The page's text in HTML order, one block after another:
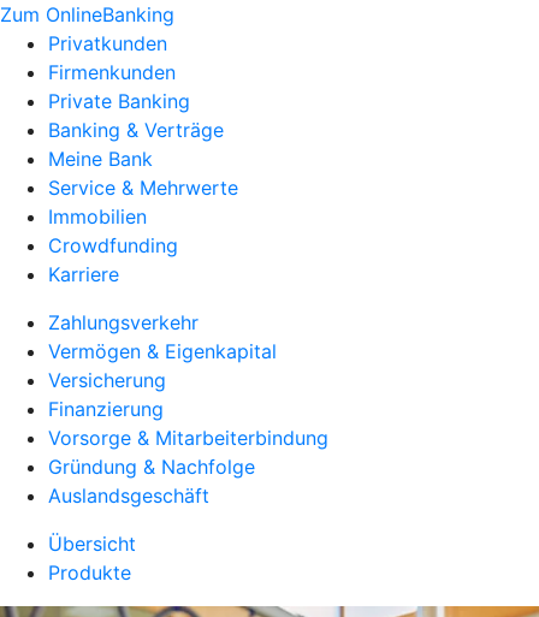
Zum OnlineBanking
Privatkunden
Firmenkunden
Private Banking
Banking & Verträge
Meine Bank
Service & Mehrwerte
Immobilien
Crowdfunding
Karriere
Zahlungsverkehr
Vermögen & Eigenkapital
Versicherung
Finanzierung
Vorsorge & Mitarbeiterbindung
Gründung & Nachfolge
Auslandsgeschäft
Übersicht
Produkte